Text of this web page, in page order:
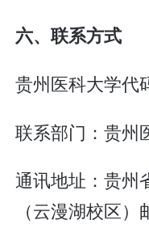
六、联系方式
贵州医科大学代
联系部门：贵州
通讯地址：贵州
（云漫湖校区